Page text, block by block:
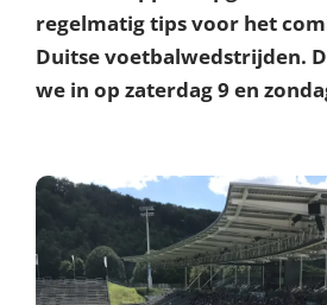
De fans
Achtergrond
regelmatig tips voor het
Duitse voetbalwedstrijden.
we in op zaterdag 9 en